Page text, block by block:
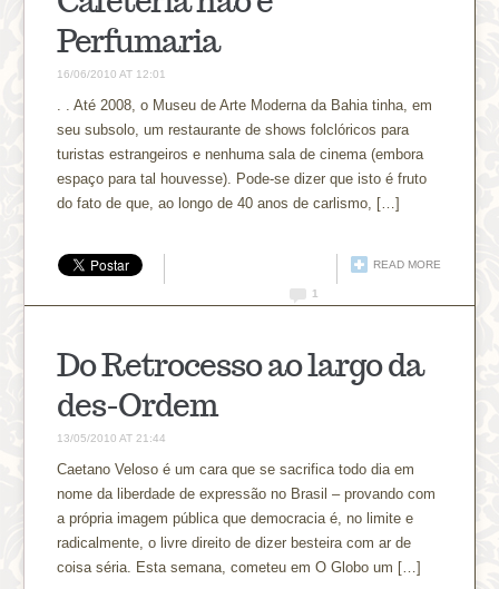
Perfumaria
16/06/2010 AT 12:01
. . Até 2008, o Museu de Arte Moderna da Bahia tinha, em
seu subsolo, um restaurante de shows folclóricos para
turistas estrangeiros e nenhuma sala de cinema (embora
espaço para tal houvesse). Pode-se dizer que isto é fruto
do fato de que, ao longo de 40 anos de carlismo, […]
READ MORE
1
Do Retrocesso ao largo da
des-Ordem
13/05/2010 AT 21:44
Caetano Veloso é um cara que se sacrifica todo dia em
nome da liberdade de expressão no Brasil – provando com
a própria imagem pública que democracia é, no limite e
radicalmente, o livre direito de dizer besteira com ar de
coisa séria. Esta semana, cometeu em O Globo um […]